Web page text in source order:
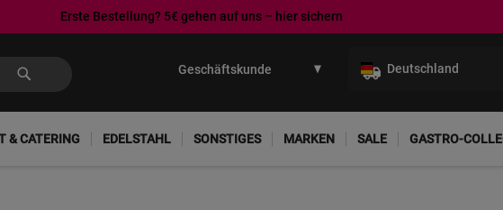
Erste Bestellung? 5€ gehen auf uns – hier sichern
Deutschland
& CATERING EDELSTAHL SONSTIGES MARKEN SALE GASTRO-